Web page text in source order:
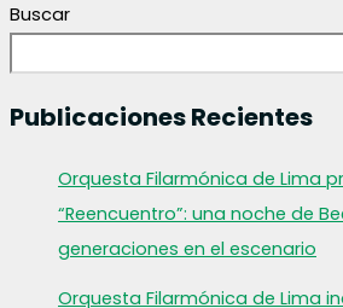
Buscar
Publicaciones Recientes
Orquesta Filarmónica de Lima
“Reencuentro”: una noche de
generaciones en el escenario
Orquesta Filarmónica de Lima